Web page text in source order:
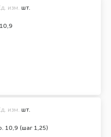
изм. шт.
10,9 (шаг 1,25)
изм. шт.